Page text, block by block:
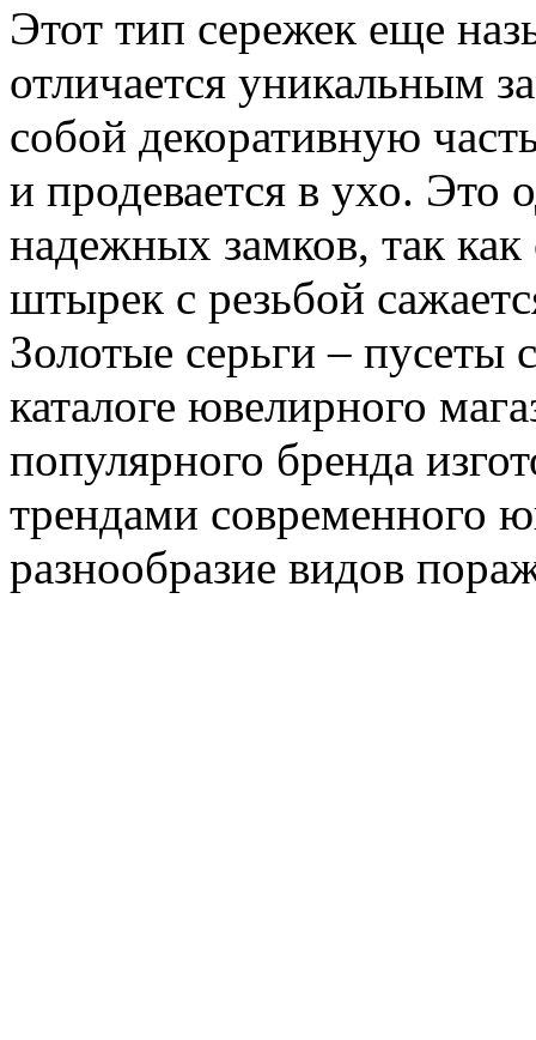
Этот тип сережек еще
отличается уникальным
собой декоративную
и продевается в ухо.
надежных замков, так
штырек с резьбой
Золотые серьги –
каталоге ювелирного
популярного бренда
трендами современного
разнообразие видов